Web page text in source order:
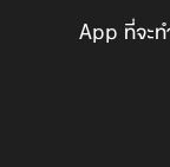
App ที่จะ